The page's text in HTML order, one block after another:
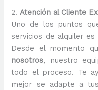
2.Atención al Cliente
Uno de los puntos
servicios de alquiler es
Desde el momento
nosotros, nuestro
todo el proceso. Te
mejor se adapte a